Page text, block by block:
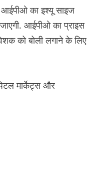
का इश्यू साइज
आईपीओ का प्राइस
को बोली लगाने के लिए
मार्केट्स और